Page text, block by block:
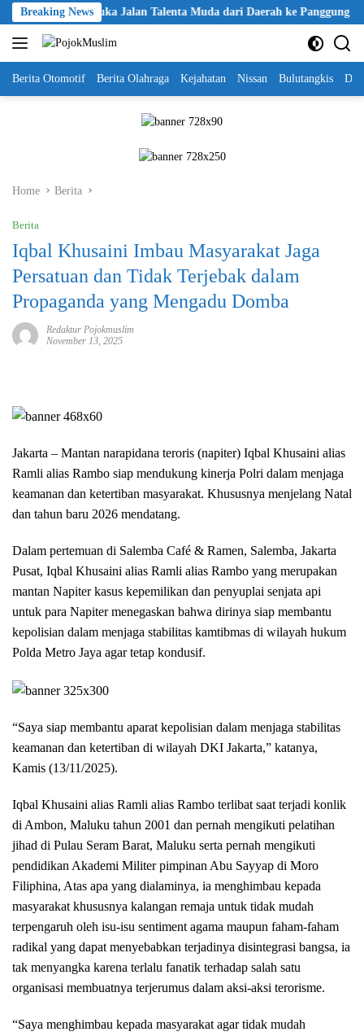
Skip
to
content
Breaking News
2026, Buka Jalan Talenta Muda dari Daerah ke Panggung Nasional
Berita Otomotif Berita Olahraga Kejahatan Nissan Bulutangkis
Home Berita
Berita
Iqbal Khusaini Imbau Masyarakat Jaga
Persatuan dan Tidak Terjebak dalam
Propaganda yang Mengadu Domba
Redaktur Pojokmuslim
November 13, 2025
Jakarta – Mantan narapidana teroris (napiter) Iqbal Khusaini alias
Ramli alias Rambo siap mendukung kinerja Polri dalam menjaga
keamanan dan ketertiban masyarakat. Khususnya menjelang Natal
dan tahun baru 2026 mendatang.
Dalam pertemuan di Salemba Café & Ramen, Salemba, Jakarta
Pusat, Iqbal Khusaini alias Ramli alias Rambo yang merupakan
mantan Napiter kasus kepemilikan dan penyuplai senjata api
untuk para Napiter menegaskan bahwa dirinya siap membantu
kepolisian dalam menjaga stabilitas kamtibmas di wilayah hukum
Polda Metro Jaya agar tetap kondusif.
“Saya siap membantu aparat kepolisian dalam menjaga stabilitas
keamanan dan ketertiban di wilayah DKI Jakarta,” katanya,
Kamis (13/11/2025).
Iqbal Khusaini alias Ramli alias Rambo terlibat saat terjadi konlik
di Ambon, Maluku tahun 2001 dan pernah mengikuti pelatihan
jihad di Pulau Seram Barat, Maluku serta pernah mengikuti
pendidikan Akademi Militer pimpinan Abu Sayyap di Moro
Filiphina, Atas apa yang dialaminya, ia menghimbau kepada
masyarakat khususnya kalangan remaja untuk tidak mudah
terpengaruh oleh isu-isu sentiment agama maupun faham-faham
radikal yang dapat menyebabkan terjadinya disintegrasi bangsa, ia
tak menyangka karena terlalu fanatik terhadap salah satu
organisasi membuatnya terjerumus dalam aksi-aksi terorisme.
“Saya menghimbau kepada masyarakat agar tidak mudah